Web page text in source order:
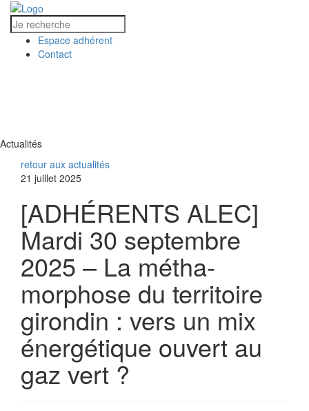
Espace adhérent
Contact
Actualités
retour aux actualités
21 juillet 2025
[ADHÉRENTS ALEC]
Mardi 30 septembre
2025 – La métha-
morphose du territoire
girondin : vers un mix
énergétique ouvert au
gaz vert ?